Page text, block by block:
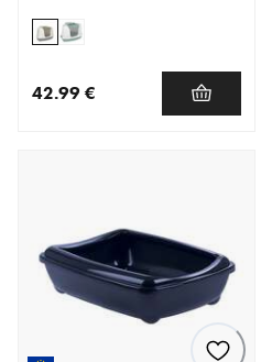
42.99 €